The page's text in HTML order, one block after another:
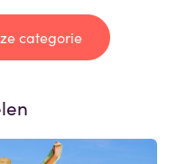
categorie